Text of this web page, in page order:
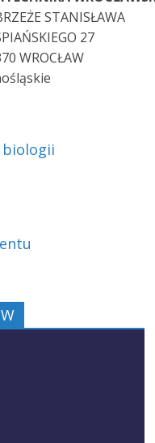
STANISŁAWA
27
WROCŁAW
biologii